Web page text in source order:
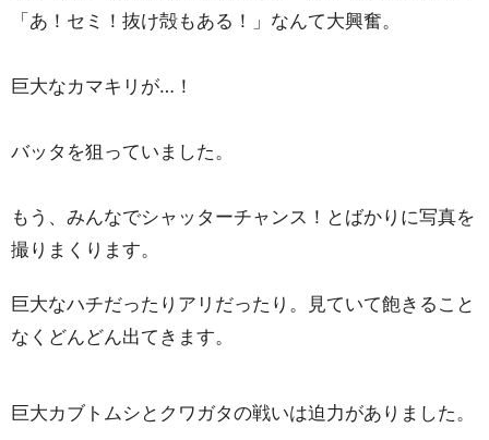
「あ！セミ！抜け殻もある！」なんて大興奮。
巨大なカマキリが…！
バッタを狙っていました。
もう、みんなでシャッターチャンス！とばかりに写真を
撮りまくります。
巨大なハチだったりアリだったり。見ていて飽きること
なくどんどん出てきます。
巨大カブトムシとクワガタの戦いは迫力がありました。